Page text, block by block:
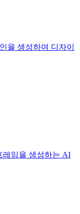
을 생성하여 디자이
레임을 생성하는 AI